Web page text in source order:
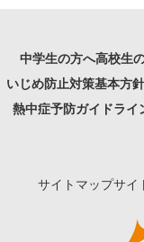
中学生の方へ高校生
いじめ防止対策基本方針
熱中症予防ガイドライ
サイトマップサイ